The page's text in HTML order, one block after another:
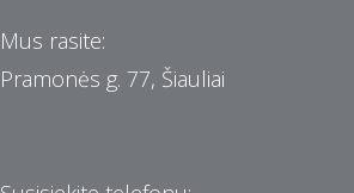
Mus rasite:
Pramonės g. 77, Šiauliai